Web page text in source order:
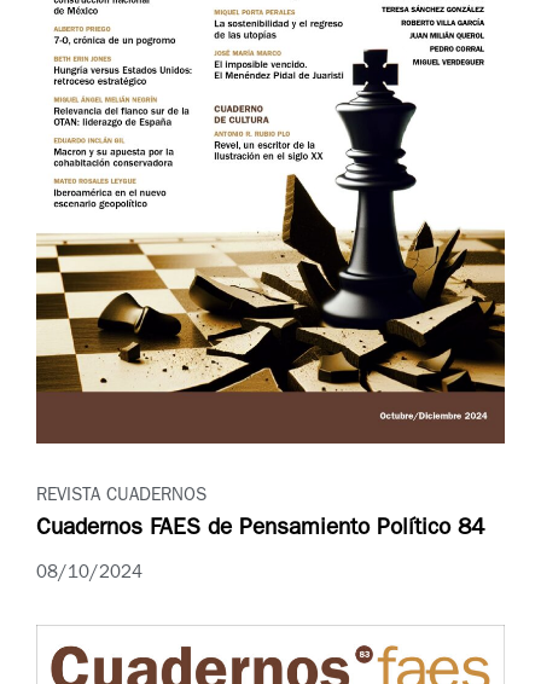
REVISTA CUADERNOS
Cuadernos FAES de Pensamiento Político 84
08/10/2024